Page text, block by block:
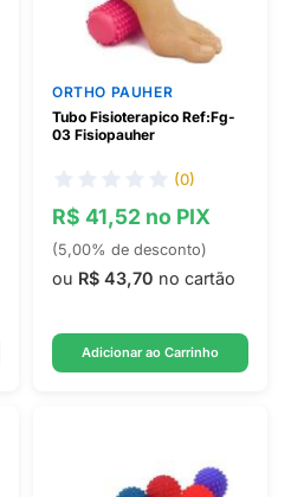
ORTHO PAUHER
Tubo Fisioterapico Ref:Fg-
03 Fisiopauher
(0)
R$ 41,52 no PIX
(5,00% de desconto)
ou R$ 43,70 no cartão
Adicionar ao Carrinho